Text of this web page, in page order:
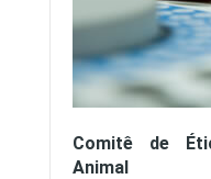
Comitê de
Animal